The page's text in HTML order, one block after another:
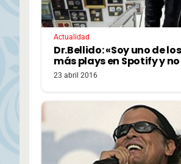
Actualidad
Dr.Bellido: «Soy uno de
más plays en Spotify y
23 abril 2016